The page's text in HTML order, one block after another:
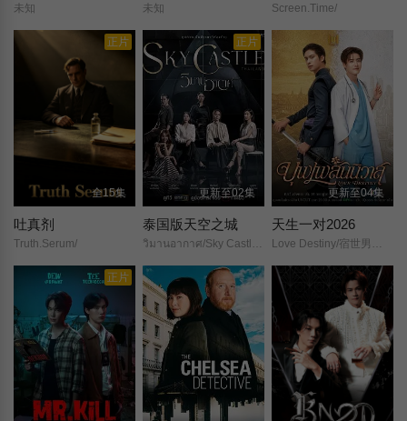
未知 未知 Screen.Time/
正片
全15集
吐真剂
Truth.Serum/
正片
更新至02集
泰国版天空之城
วิมานอากาศ/Sky Castle Thailand/
更新至04集
天生一对2026
Love Destiny/宿世男情/情爱宿缘/男版天生一对/宿命爱缘/爱情命运/天生绝配/
正片